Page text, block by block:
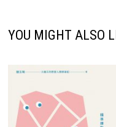
YOU MIGHT ALSO